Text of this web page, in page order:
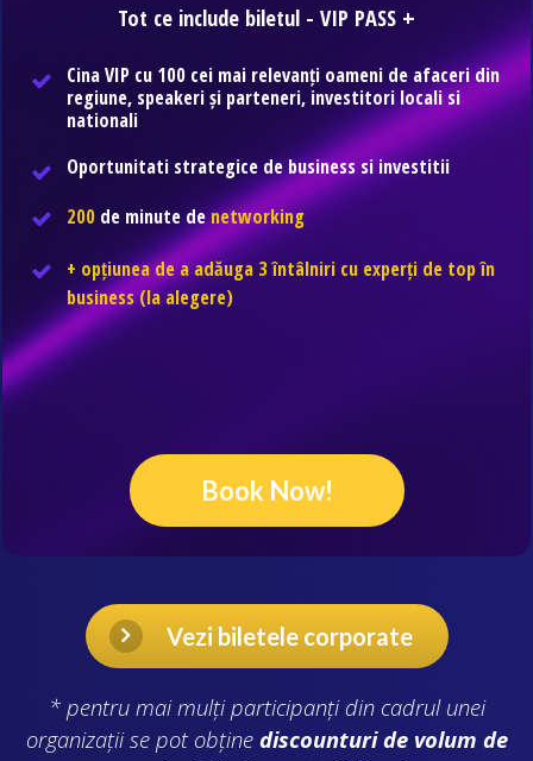
Tot ce include biletul - VIP PASS +
Cina VIP cu 100 cei mai relevanți oameni de afaceri din
regiune, speakeri și parteneri, investitori locali si
nationali
Oportunitati strategice de business si investitii
200 de minute denetworking
+ opțiunea de a adăuga 3 întâlniri cu experți de top în
business (la alegere)
Book Now!
Vezi biletele corporate
* pentru mai mulți participanți din cadrul unei
organizații se pot obține discounturi de volum de